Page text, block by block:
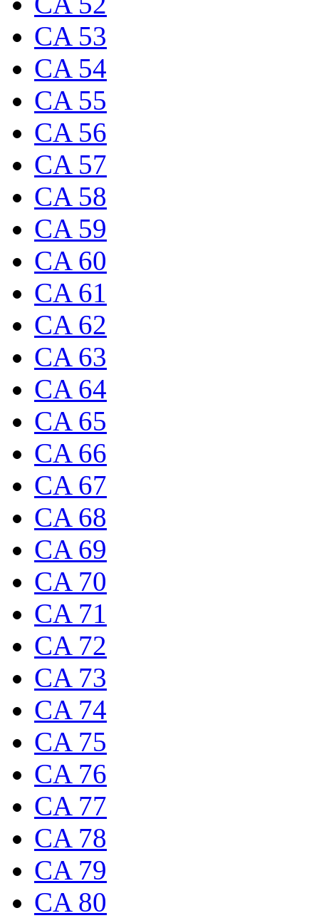
CA 53
CA 54
CA 55
CA 56
CA 57
CA 58
CA 59
CA 60
CA 61
CA 62
CA 63
CA 64
CA 65
CA 66
CA 67
CA 68
CA 69
CA 70
CA 71
CA 72
CA 73
CA 74
CA 75
CA 76
CA 77
CA 78
CA 79
CA 80